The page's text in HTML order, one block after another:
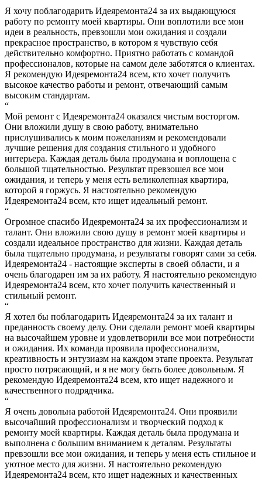
Я хочу поблагодарить Идеяремонта24 за их выдающуюся
работу по ремонту моей квартиры. Они воплотили все мои
идеи в реальность, превзошли мои ожидания и создали
прекрасное пространство, в котором я чувствую себя
действительно комфортно. Приятно работать с командой
профессионалов, которые на самом деле заботятся о клиентах.
Я рекомендую Идеяремонта24 всем, кто хочет получить
высокое качество работы и ремонт, отвечающий самым
высоким стандартам.
“
Мой ремонт с Идеяремонта24 оказался чистым восторгом.
Они вложили душу в свою работу, внимательно
прислушивались к моим пожеланиям и рекомендовали
лучшие решения для создания стильного и удобного
интерьера. Каждая деталь была продумана и воплощена с
большой тщательностью. Результат превзошел все мои
ожидания, и теперь у меня есть великолепная квартира,
которой я горжусь. Я настоятельно рекомендую
Идеяремонта24 всем, кто ищет идеальный ремонт.
“
Огромное спасибо Идеяремонта24 за их профессионализм и
талант. Они вложили свою душу в ремонт моей квартиры и
создали идеальное пространство для жизни. Каждая деталь
была тщательно продумана, и результаты говорят сами за себя.
Идеяремонта24 - настоящие эксперты в своей области, и я
очень благодарен им за их работу. Я настоятельно рекомендую
Идеяремонта24 всем, кто хочет получить качественный и
стильный ремонт.
“
Я хотел бы поблагодарить Идеяремонта24 за их талант и
преданность своему делу. Они сделали ремонт моей квартиры
на высочайшем уровне и удовлетворили все мои потребности
и ожидания. Их команда проявила профессионализм,
креативность и энтузиазм на каждом этапе проекта. Результат
просто потрясающий, и я не могу быть более довольным. Я
рекомендую Идеяремонта24 всем, кто ищет надежного и
качественного подрядчика.
“
Я очень довольна работой Идеяремонта24. Они проявили
высочайший профессионализм и творческий подход к
ремонту моей квартиры. Каждая деталь была продумана и
выполнена с большим вниманием к деталям. Результаты
превзошли все мои ожидания, и теперь у меня есть стильное и
уютное место для жизни. Я настоятельно рекомендую
Идеяремонта24 всем, кто ищет надежных и качественных